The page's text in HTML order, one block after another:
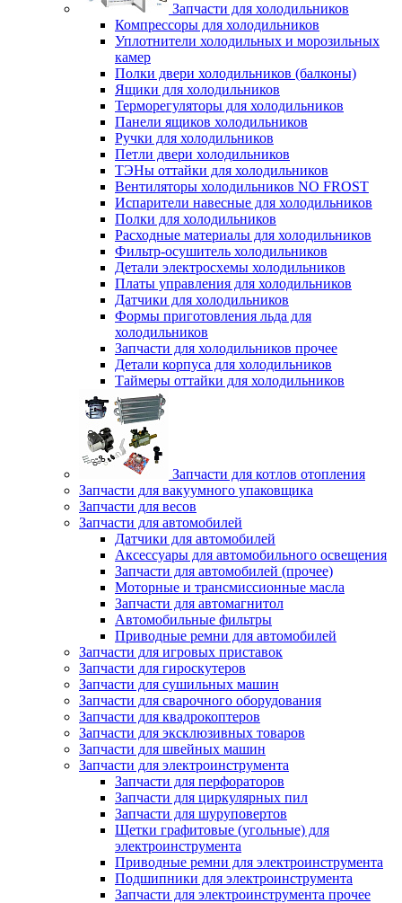
Запчасти для холодильников
Компрессоры для холодильников
Уплотнители холодильных и морозильных
камер
Полки двери холодильников (балконы)
Ящики для холодильников
Терморегуляторы для холодильников
Панели ящиков холодильников
Ручки для холодильников
Петли двери холодильников
ТЭНы оттайки для холодильников
Вентиляторы холодильников NO FROST
Испарители навесные для холодильников
Полки для холодильников
Расходные материалы для холодильников
Фильтр-осушитель холодильников
Детали электросхемы холодильников
Платы управления для холодильников
Датчики для холодильников
Формы приготовления льда для
холодильников
Запчасти для холодильников прочее
Детали корпуса для холодильников
Таймеры оттайки для холодильников
Запчасти для котлов отопления
Запчасти для вакуумного упаковщика
Запчасти для весов
Запчасти для автомобилей
Датчики для автомобилей
Аксессуары для автомобильного освещения
Запчасти для автомобилей (прочее)
Моторные и трансмиссионные масла
Запчасти для автомагнитол
Автомобильные фильтры
Приводные ремни для автомобилей
Запчасти для игровых приставок
Запчасти для гироскутеров
Запчасти для сушильных машин
Запчасти для сварочного оборудования
Запчасти для квадрокоптеров
Запчасти для эксклюзивных товаров
Запчасти для швейных машин
Запчасти для электроинструмента
Запчасти для перфораторов
Запчасти для циркулярных пил
Запчасти для шуруповертов
Щетки графитовые (угольные) для
электроинструмента
Приводные ремни для электроинструмента
Подшипники для электроинструмента
Запчасти для электроинструмента прочее